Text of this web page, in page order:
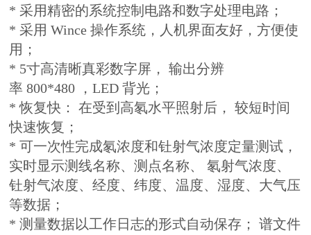
* 采用精密的系统控制电路和数字处理电路；
* 采用 Wince 操作系统，人机界面友好，方便使
用；
* 5寸高清晰真彩数字屏， 输出分辨
率 800*480 ，LED 背光；
* 恢复快： 在受到高氡水平照射后， 较短时间
快速恢复；
* 可一次性完成氡浓度和钍射气浓度定量测试，
实时显示测线名称、测点名称、 氡射气浓度、
钍射气浓度、经度、纬度、温度、湿度、大气压
等数据；
* 测量数据以工作日志的形式自动保存； 谱文件